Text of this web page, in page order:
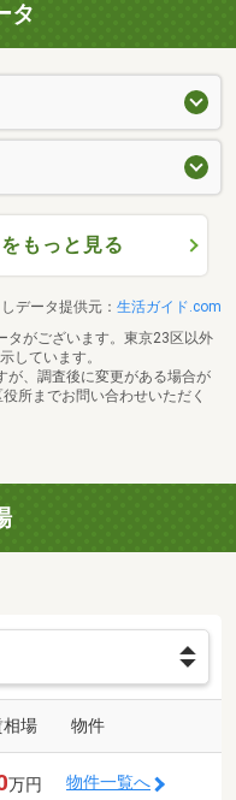
タ
もっと見る
データ提供元： 生活ガイド.com
タがございます。東京23区以外
しています。
が、調査後に変更がある場合が
所までお問い合わせいただく
相場 物件
万円 物件一覧へ